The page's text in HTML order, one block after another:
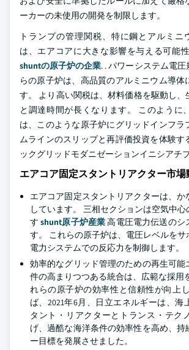
ーカーの未使用の開発を制限します。
トランプの管理関税、特に鋼とアルミニ
は、エアコアに大きな影響を与える可能
shuntの原子炉の企業. . パワーシステム電
らの原子炉は、高品質のアルミニウム導体
す。 より高い関税は、材料価格を駆動し、
と調達時間が長くなります。 このように
は、このような原子炉にグリッドインフラ
ムラインのスリップと再評価投資を体験す
ックグリッドモダニゼーションイニシアチ
エアコア固定スタントリアクター市場
エアコア固定スタントリアクターは、か
しています。 三相セクションは空気中心
すshunt原子炉産業高電圧電力伝送のシ
す。 これらの原子炉は、電圧レベルをサ
電力システムでの反応力を制御します。
効率的なグリッド管理のための再生可能
件の高まりつつある統合は、広範な採用
れらの原子炉の効率性と信頼性が向上
ば、2021年6月、日立エネルギーは、海
タント・リアクターとトランス・テク
げ、過酷な海洋条件の効率性を高め、持
ー目標を発展させました。